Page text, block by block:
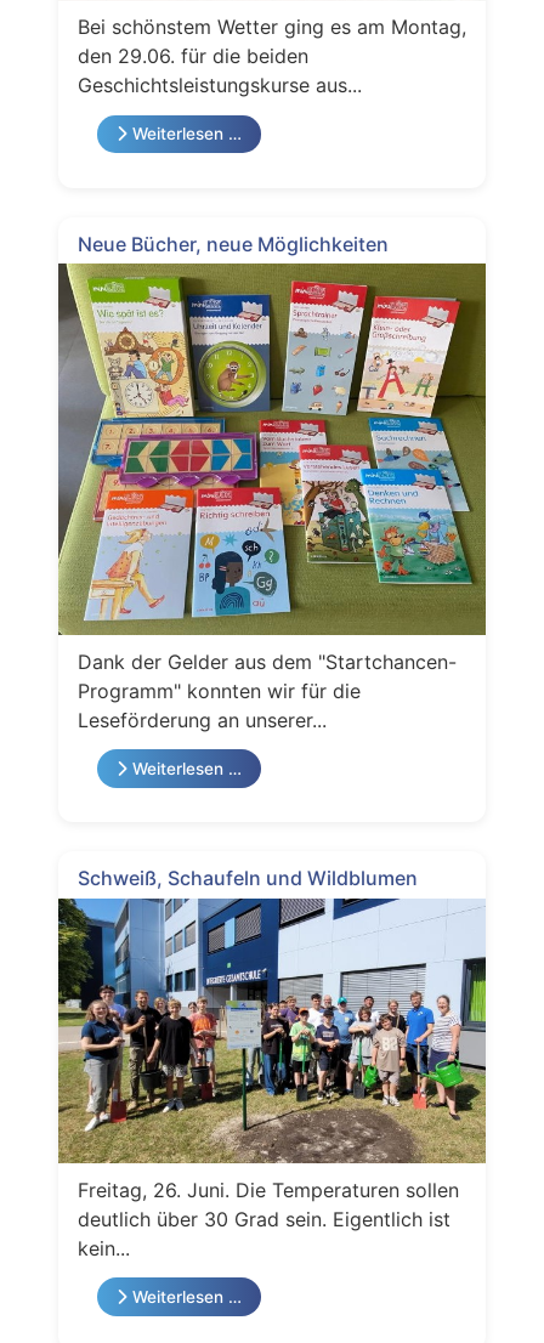
Bei schönstem Wetter ging es am Montag,
den 29.06. für die beiden
Geschichtsleistungskurse aus...
Weiterlesen …
Neue Bücher, neue Möglichkeiten
Dank der Gelder aus dem "Startchancen-
Programm" konnten wir für die
Leseförderung an unserer...
Weiterlesen …
Schweiß, Schaufeln und Wildblumen
Freitag, 26. Juni. Die Temperaturen sollen
deutlich über 30 Grad sein. Eigentlich ist
kein...
Weiterlesen …